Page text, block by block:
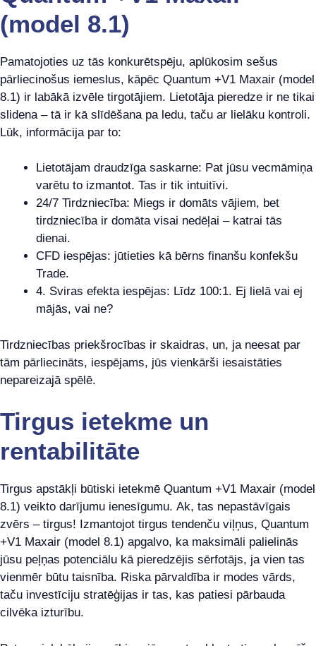
(model 8.1)
Pamatojoties uz tās konkurētspēju, aplūkosim sešus
pārliecinošus iemeslus, kāpēc Quantum +V1 Maxair (model
8.1) ir labākā izvēle tirgotājiem. Lietotāja pieredze ir ne tikai
slidena – tā ir kā slīdēšana pa ledu, taču ar lielāku kontroli.
Lūk, informācija par to:
Lietotājam draudzīga saskarne: Pat jūsu vecmāmiņa
varētu to izmantot. Tas ir tik intuitīvi.
24/7 Tirdzniecība: Miegs ir domāts vājiem, bet
tirdzniecība ir domāta visai nedēļai – katrai tās
dienai.
CFD iespējas: jūtieties kā bērns finanšu konfekšu
Trade.
4. Sviras efekta iespējas: Līdz 100:1. Ej lielā vai ej
mājās, vai ne?
Tirdzniecības priekšrocības ir skaidras, un, ja neesat par
tām pārliecināts, iespējams, jūs vienkārši iesaistāties
nepareizajā spēlē.
Tirgus ietekme un
rentabilitāte
Tirgus apstākļi būtiski ietekmē Quantum +V1 Maxair (model
8.1) veikto darījumu ienesīgumu. Ak, tas nepastāvīgais
zvērs – tirgus! Izmantojot tirgus tendenču viļņus, Quantum
+V1 Maxair (model 8.1) apgalvo, ka maksimāli palielinās
jūsu peļņas potenciālu kā pieredzējis sērfotājs, ja vien tas
vienmēr būtu taisnība. Riska pārvaldība ir modes vārds,
taču investīciju stratēģijas ir tas, kas patiesi pārbauda
cilvēka izturību.